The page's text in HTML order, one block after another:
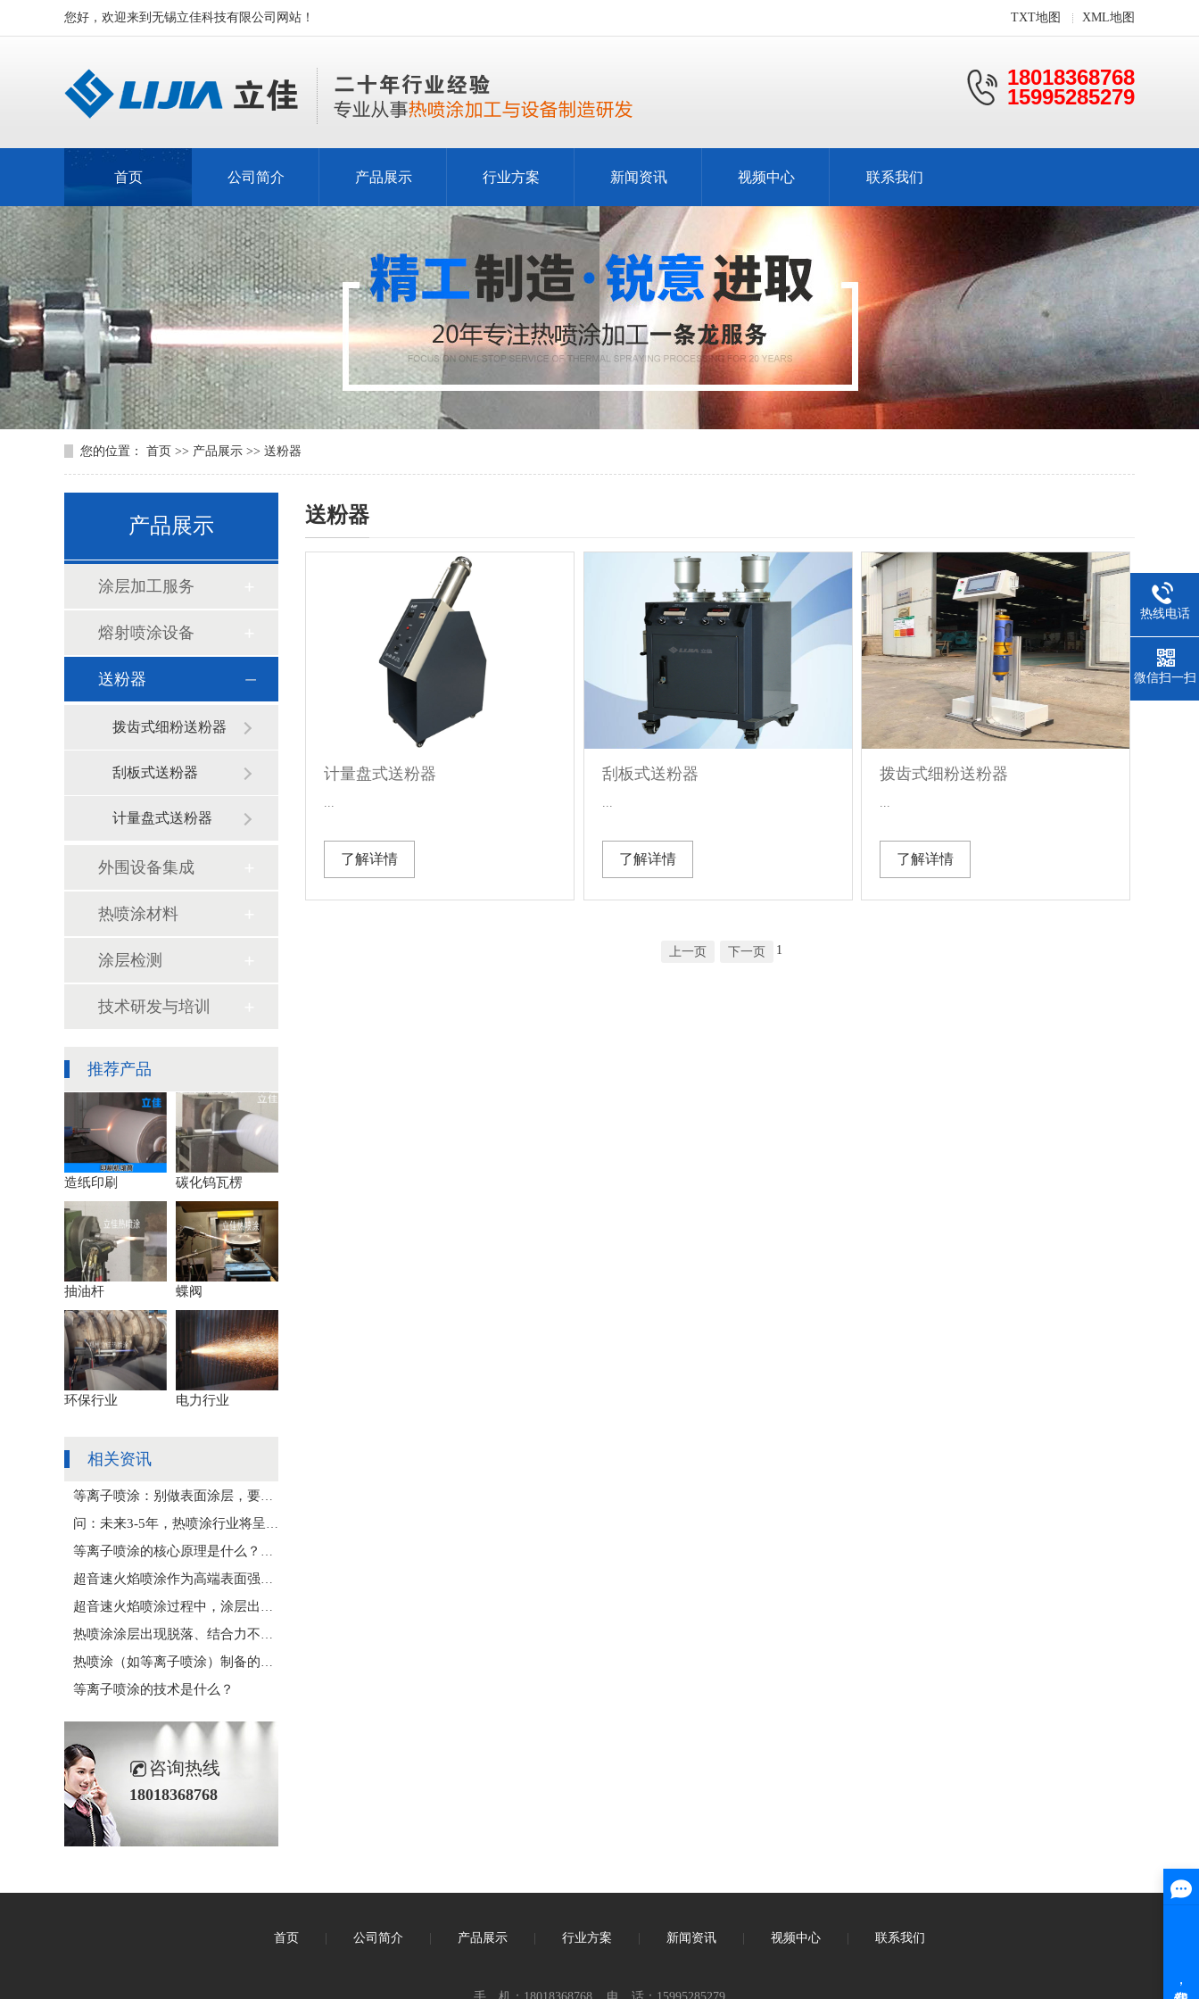
您好，欢迎来到无锡立佳科技有限公司网站！ TXT地图 XML地图
18018368768
15995285279
首页 公司简介 产品展示 行业方案 新闻资讯 视频中心 联系我们
您的位置： 首页 >> 产品展示 >> 送粉器
送粉器
计量盘式送粉器
...
了解详情
刮板式送粉器
...
了解详情
拨齿式细粉送粉器
...
了解详情
上一页 1
下一页
产品展示
涂层加工服务
熔射喷涂设备
送粉器
拨齿式细粉送粉器
刮板式送粉器
计量盘式送粉器
外围设备集成
热喷涂材料
涂层检测
技术研发与培训
推荐产品
造纸印刷 碳化钨瓦楞
抽油杆 蝶阀
环保行业 电力行业
相关资讯
等离子喷涂：别做表面涂层，要做工件性能重构核心
问：未来3-5年，热喷涂行业将呈现哪些发展趋势，面临哪些机遇与挑战，整体发展方向如何？
等离子喷涂的核心原理是什么？在工业零部件表面强化中，选用与操作时需重点关注哪些要点，才能保障涂层质量、提升零部件使用寿命？
超音速火焰喷涂作为高端表面强化核心工艺，广泛用于机械零部件耐磨、防腐涂层制备，很多企业应用中常出现涂层结合力差、脱落、孔隙率超标等问题，误以为是喷涂材料质量不佳，结合其工艺特性，核心原因是什么？该如何
超音速火焰喷涂过程中，涂层出现结合强度不足、孔隙率超标及性能不均的核心诱因是什么？如何结合喷涂机理优化工艺参数提升涂层质量？
热喷涂涂层出现脱落、结合力不足的问题，核心成因及改进措施是什么？
热喷涂（如等离子喷涂）制备的耐磨涂层，常出现“室温结合良好、高温服役后剥离”的问题，常规的喷砂粗化预处理为何无法规避？“梯度界面+微晶合金过渡层”方案的核心突破点是什么？
等离子喷涂的技术是什么？
咨询热线
18018368768
首页 公司简介 产品展示 行业方案 新闻资讯 视频中心 联系我们
热线电话
微信扫一扫